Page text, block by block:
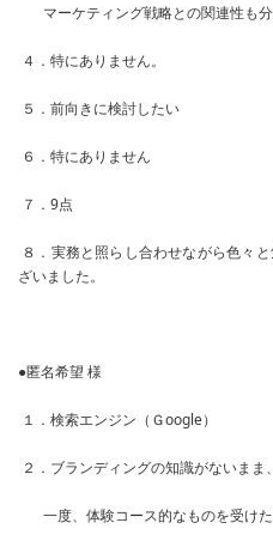
マーケティング戦略との関連性も分
４．特にありません。
５．前向きに検討したい
６．特にありません
７．9点
８．実務と照らし合わせながら色々
ざいました。
●匿名希望 様
１．検索エンジン（Ｇoogle）
２．ブランディングの知識がないまま
一度、体験コース的なものを受けた